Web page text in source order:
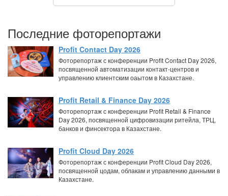
Последние фоторепортажи
Profit Contact Day 2026
Фоторепортаж с конференции Profit Contact Day 2026,
посвященной автоматизации контакт-центров и
управлению клиентским оаытом в Казахстане.
Profit Retail & Finance Day 2026
Фоторепортаж с конференции Profit Retail & Finance
Day 2026, посвященной цифровизации ритейла, ТРЦ,
банков и финсектора в Казахстане.
Profit Cloud Day 2026
Фоторепортаж с конференции Profit Cloud Day 2026,
посвященной цодам, облакам и управлению данными в
Казахстане.